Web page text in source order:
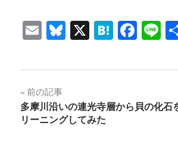
EmailBluesky
X Hatena
投
稿
前の記事
多摩川沿いの連光寺層から貝の化石
リーニングしてみた